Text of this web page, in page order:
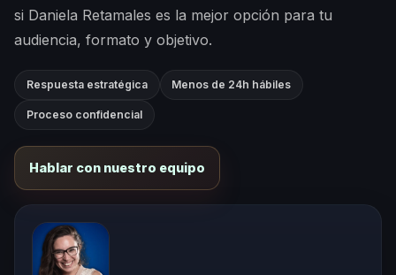
si Daniela Retamales es la mejor opción para tu
audiencia, formato y objetivo.
Respuesta estratégica Menos de 24h hábiles
Proceso confidencial
Hablar con nuestro equipo